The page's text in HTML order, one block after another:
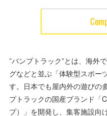
”パンプトラック”とは、海外
グなどと並ぶ「体験型スポー
す。日本でも屋内外の遊びの
プトラックの国産ブランド「
プ）」を開発し、集客施設向